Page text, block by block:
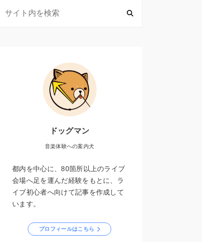
ドッグマン
音楽体験への案内犬
都内を中心に、80箇所以上のライブ
会場へ足を運んだ経験をもとに、ラ
イブ初心者へ向けて記事を作成して
います。
プロフィールはこちら